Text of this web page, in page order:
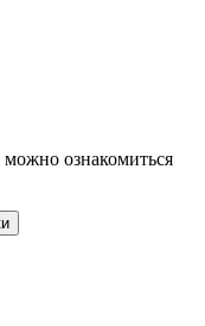
ознакомиться